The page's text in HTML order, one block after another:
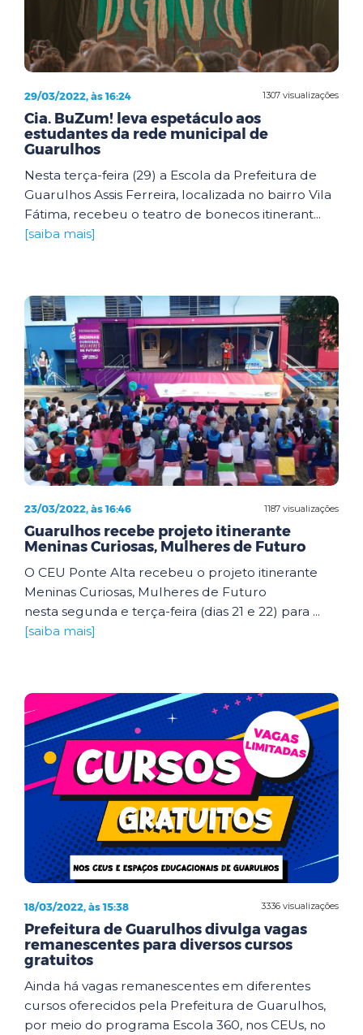
1307 visualizações
29/03/2022, às 16:24
Cia. BuZum! leva espetáculo aos
estudantes da rede municipal de
Guarulhos
Nesta terça-feira (29) a Escola da Prefeitura de
Guarulhos Assis Ferreira, localizada no bairro Vila
Fátima, recebeu o teatro de bonecos itinerant...
[saiba mais]
1187 visualizações
23/03/2022, às 16:46
Guarulhos recebe projeto itinerante
Meninas Curiosas, Mulheres de Futuro
O CEU Ponte Alta recebeu o projeto itinerante
Meninas Curiosas, Mulheres de Futuro
nesta segunda e terça-feira (dias 21 e 22) para ...
[saiba mais]
3336 visualizações
18/03/2022, às 15:38
Prefeitura de Guarulhos divulga vagas
remanescentes para diversos cursos
gratuitos
Ainda há vagas remanescentes em diferentes
cursos oferecidos pela Prefeitura de Guarulhos,
por meio do programa Escola 360, nos CEUs, no